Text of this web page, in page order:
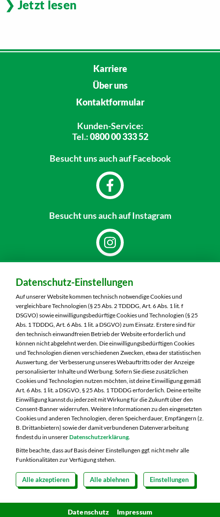
Jetzt lesen
Karriere
Über uns
Kontaktformular
Kunden-Service:
Tel.:0800 00 333 52
Besucht unsauch auf Facebook
Besucht unsauch auf Instagram
MARKTKAUF Döbeln
Richard-Köberlin-Straße 2
04720 Döbeln
Telefon:03431 7300
Markt ändern
Öffnungszeiten diese Woche:
Mo:
07:00 – 20:00 Uhr
Di:
07:00 – 20:00 Uhr
Mi:
07:00 – 20:00 Uhr
Do:
07:00 – 20:00 Uhr
Fr:
07:00 – 20:00 Uhr
Copyright 2026 © MARKTKAUF Datenschutz
Impressum
Hinweisgebersystem Menschenrechte
Cookie-Einstellungen
Datenschutz-Einstellungen
Auf unserer Website kommen technisch notwendige Cookies und
vergleichbare Technologien (§ 25 Abs. 2 TDDDG, Art. 6 Abs. 1 lit. f
DSGVO) sowie einwilligungsbedürftige Cookies und Technologien (§ 25
Abs. 1 TDDDG, Art. 6 Abs. 1 lit. a DSGVO) zum Einsatz. Erstere sind für
den technisch einwandfreien Betrieb der Website erforderlich und
können nicht abgelehnt werden. Die einwilligungsbedürftigen Cookies
und Technologien dienen verschiedenen Zwecken, etwa der statistischen
Auswertung, der Verbesserung unseres Webauftritts oder der Anzeige
personalisierter Inhalte und Werbung. Sofern Sie diese zusätzlichen
Cookies und Technologien nutzen möchten, ist deine Einwilligung gemäß
Art. 6 Abs. 1 lit. a DSGVO, § 25 Abs. 1 TDDDG erforderlich. Deine erteilte
Einwilligung kannst du jederzeit mit Wirkung für die Zukunft über den
Consent-Banner widerrufen. Weitere Informationen zu den eingesetzten
Cookies und anderen Technologien, deren Speicherdauer, Empfängern (z.
B. Drittanbietern) sowie der damit verbundenen Datenverarbeitung
findest du in unsererDatenschutzerklärung.
Bitte beachte, dass auf Basis deiner Einstellungen ggf. nicht mehr alle
Funktionalitäten zur Verfügung stehen.
Alle akzeptieren Alle ablehnen Einstellungen
Datenschutz Impressum